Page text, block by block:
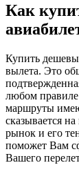
Как
Купить
вылета. Это
любом
маршруты
сказывается
рынок и его
поможет Вам
Вашего